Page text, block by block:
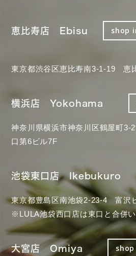
恵比寿店 Ebisu shop
東京都渋谷区恵比寿南3-1-19 恵
横浜店 Yokohama
神奈川県横浜市神奈川区鶴屋町
口第6ビル7F
池袋東口店 Ikebukuro
東京都豊島区南池袋2-23-4 富沢
※LULA池袋西口店は東口と合併い
大宮店 Omiya